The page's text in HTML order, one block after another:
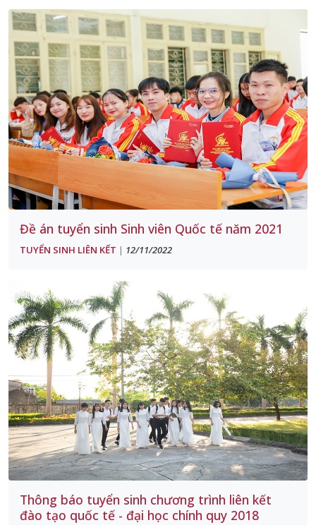
Đề án tuyển sinh Sinh viên Quốc tế năm 2021
TUYỂN SINH LIÊN KẾT | 12/11/2022
Thông báo tuyển sinh chương trình liên kết
đào tạo quốc tế - đại học chính quy 2018